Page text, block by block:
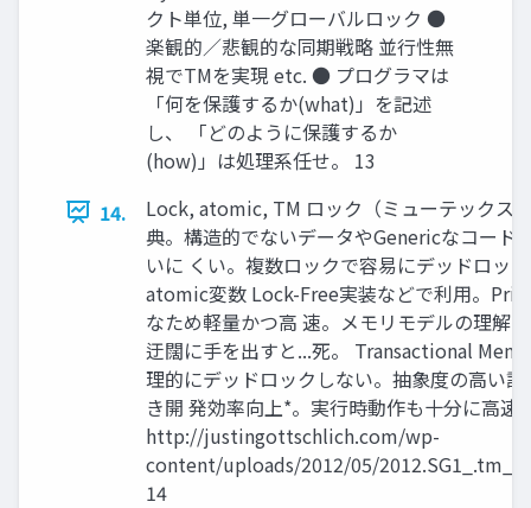
クト単位, 単一グローバルロック ●
楽観的／悲観的な同期戦略 並行性無
視でTMを実現 etc. ● プログラマは
「何を保護するか(what)」を記述
し、 「どのように保護するか
(how)」は処理系任せ。 13
14.
Lock, atomic, TM ロック（ミューテックス
典。構造的でないデータやGenericなコード
いに くい。複数ロックで容易にデッドロッ
atomic変数 Lock-Free実装などで利用。
なため軽量かつ高 速。メモリモデルの理解
迂闊に手を出すと...死。 Transactional
理的にデッドロックしない。抽象度の高い記
き開 発効率向上*。実行時動作も十分に高速
http://justingottschlich.com/wp-
content/uploads/2012/05/
14